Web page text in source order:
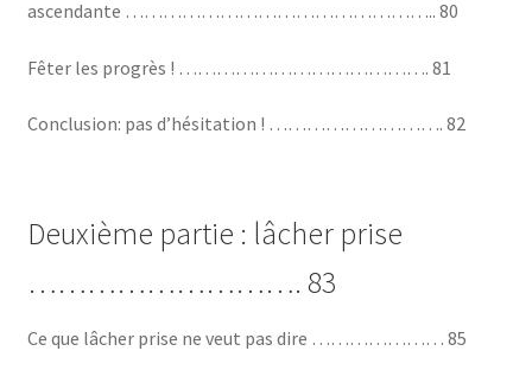
ascendante ………………………………………….. 80
Fêter les progrès ! …………………………………. 81
Conclusion: pas d’hésitation ! ………………………. 82
Deuxième partie : lâcher prise
………………………. 83
Ce que lâcher prise ne veut pas dire ………………… 85